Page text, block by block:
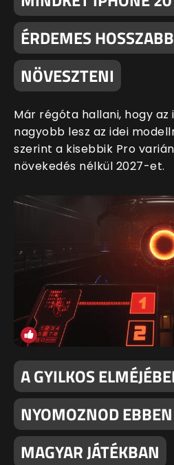
ÉRDEMES
NÖVESZTENI
Már régóta hallani, hogy az
nagyobb lesz az idei
szerint a kisebbik Pro
növekedés nélkül 2027-et.
A GYILKOS
NYOMOZNOD
MAGYAR JÁTÉKBAN